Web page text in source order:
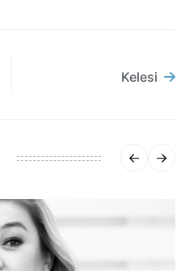
Kelesi